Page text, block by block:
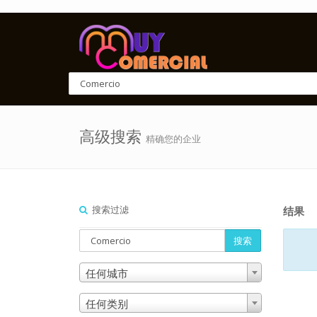
高级搜索 精确您的企业
搜索过滤
搜索
任何城市
任何类别
结果